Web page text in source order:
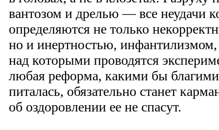
вантозом и дрелью — все неудачи
определяются не только
но и инертностью,
над которыми проводятся
любая реформа, какими бы
питалась, обязательно станет
об оздоровлении ее не спасут.